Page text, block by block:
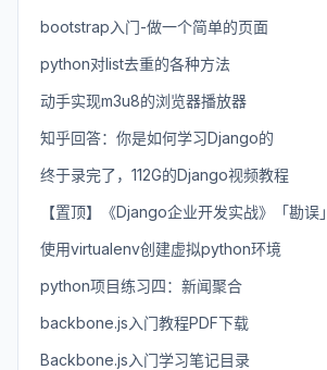
bootstrap入门-做一个简单的页面
python对list去重的各种方法
动手实现m3u8的浏览器播放器
知乎回答：你是如何学习Django的
终于录完了，112G的Django视频教程
【置顶】《Django企业开发实战》「勘误」
使用virtualenv创建虚拟python环境
python项目练习四：新闻聚合
backbone.js入门教程PDF下载
Backbone.js入门学习笔记目录